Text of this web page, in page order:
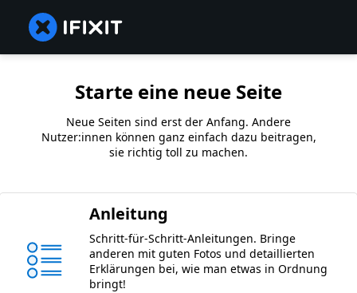
Starte eine neue Seite
Neue Seiten sind erst der Anfang. Andere
Nutzer:innen können ganz einfach dazu beitragen,
sie richtig toll zu machen.
Anleitung
Schritt-für-Schritt-Anleitungen. Bringe
anderen mit guten Fotos und detaillierten
Erklärungen bei, wie man etwas in Ordnung
bringt!